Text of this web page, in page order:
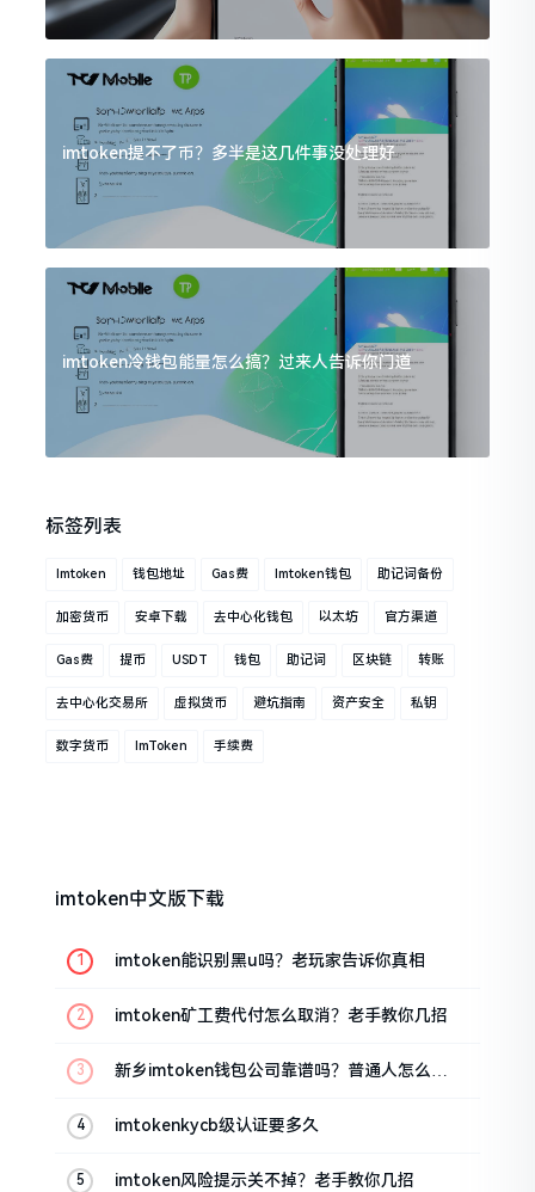
imtoken提不了币？多半是这几件事没处理好
imtoken冷钱包能量怎么搞？过来人告诉你门道
标签列表
Imtoken 钱包地址 Gas费 Imtoken钱包 助记词备份
加密货币 安卓下载 去中心化钱包 以太坊 官方渠道
Gas费 提币 USDT 钱包 助记词 区块链 转账
去中心化交易所 虚拟货币 避坑指南 资产安全 私钥
数字货币 ImToken 手续费
imtoken中文版下载
imtoken能识别黑u吗？老玩家告诉你真相
imtoken矿工费代付怎么取消？老手教你几招
新乡imtoken钱包公司靠谱吗？普通人怎么避
imtokenkycb级认证要多久
imtoken风险提示关不掉？老手教你几招